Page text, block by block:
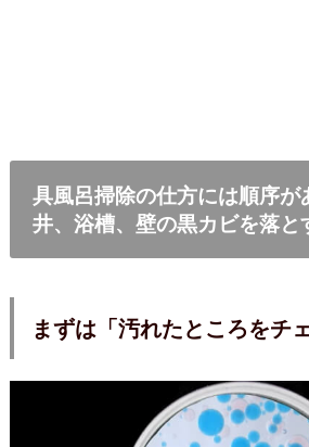
具風呂掃除の仕方には順序が
井、浴槽、壁の黒カビを落と
まずは「汚れたところをチ